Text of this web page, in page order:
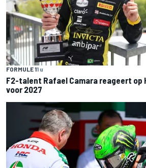
FORMULE 11 u
F2-talent Rafael Camara reageert op
voor 2027